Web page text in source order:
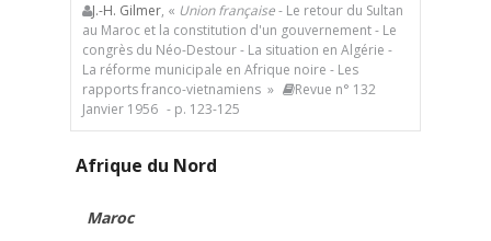
J.-H. Gilmer, « Union française- Le retour du Sultan
au Maroc et la constitution d'un gouvernement - Le
congrès du Néo-Destour - La situation en Algérie -
La réforme municipale en Afrique noire - Les
rapports franco-vietnamiens »
Revue n° 132
Janvier 1956 - p. 123-125
Afrique du Nord
Maroc